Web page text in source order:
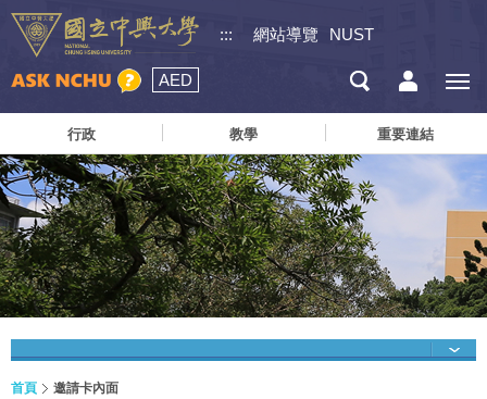
::: 網站導覽 NUST
AED
行政 教學 重要連結
首頁 邀請卡內面